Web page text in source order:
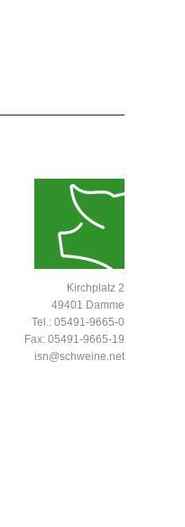
Kirchplatz 2
49401 Damme
Tel.: 05491-9665-0
Fax: 05491-9665-19
isn@schweine.net